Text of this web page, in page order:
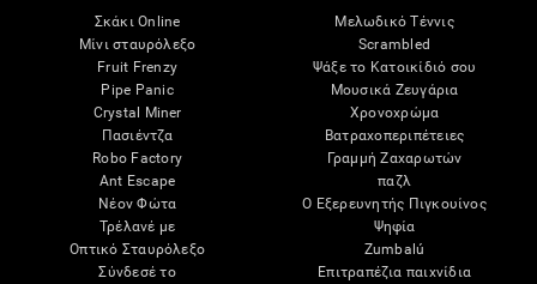
Σκάκι Online
Μίνι σταυρόλεξο
Fruit Frenzy
Pipe Panic
Crystal Miner
Πασιέντζα
Robo Factory
Ant Escape
Νέον Φώτα
Τρέλανέ με
Οπτικό Σταυρόλεξο
Σύνδεσέ το
Μελωδικό Τέννις
Scrambled
Ψάξε το Κατοικίδιό σου
Μουσικά Ζευγάρια
Χρονοχρώμα
Βατραχοπεριπέτειες
Γραμμή Ζαχαρωτών
παζλ
Ο Εξερευνητής Πιγκουίνος
Ψηφία
Zumbalú
Επιτραπέζια παιχνίδια